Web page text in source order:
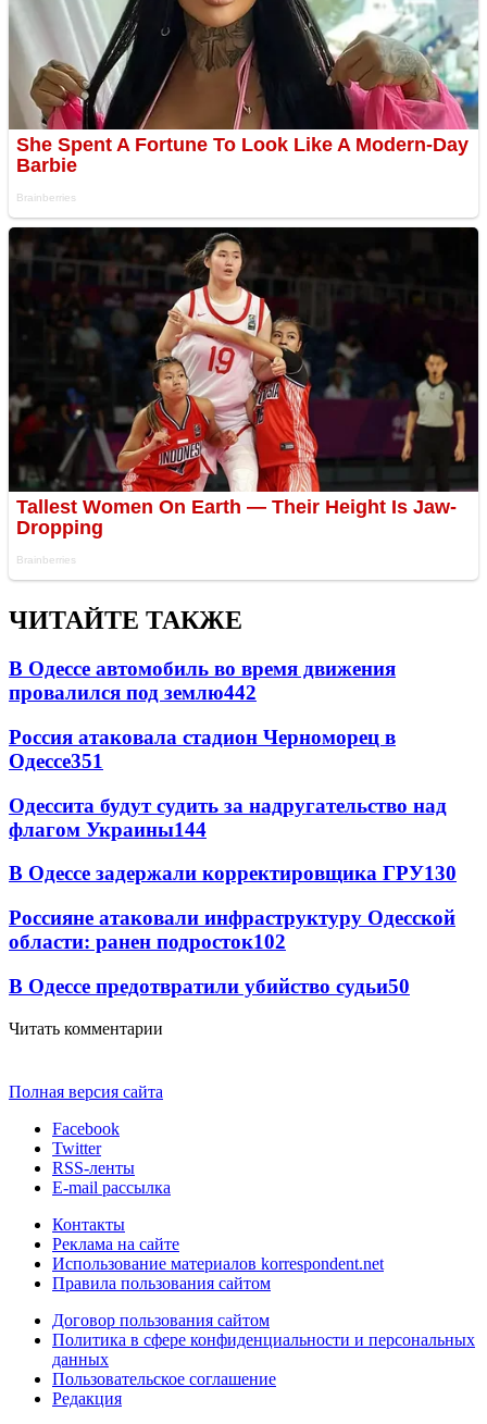
ЧИТАЙТЕ ТАКЖЕ
В Одессе автомобиль во время движения
провалился под землю442
Россия атаковала стадион Черноморец в
Одессе351
Одессита будут судить за надругательство над
флагом Украины144
В Одессе задержали корректировщика ГРУ130
Россияне атаковали инфраструктуру Одесской
области: ранен подросток102
В Одессе предотвратили убийство судьи50
Читать комментарии
Полная версия сайта
Facebook
Twitter
RSS-ленты
E-mail рассылка
Контакты
Реклама на сайте
Использование материалов korrespondent.net
Правила пользования сайтом
Договор пользования сайтом
Политика в сфере конфиденциальности и персональных
данных
Пользовательское соглашение
Редакция